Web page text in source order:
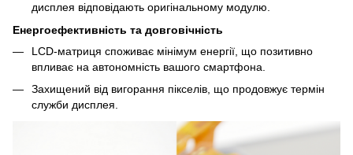
дисплея відповідають оригінальному модулю.
Енергоефективність та довговічність
LCD-матриця споживає мінімум енергії, що позитивно
впливає на автономність вашого смартфона.
Захищений від вигорання пікселів, що продовжує термін
служби дисплея.